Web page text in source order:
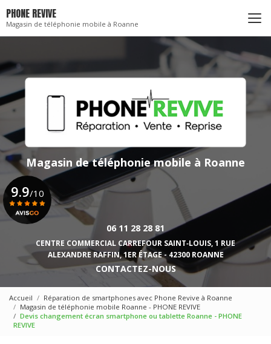
au
contenu
principal
PHONE REVIVE
Magasin de téléphonie mobile à Roanne
Magasin de téléphonie mobile à Roanne
06 11 28 28 81
CENTRE COMMERCIAL CARREFOUR SAINT‑LOUIS, 1 RUE
ALEXANDRE RAFFIN, 1ER ÉTAGE - 42300 ROANNE
CONTACTEZ-NOUS
9.9/10
Accueil
Réparation de smartphones avec Phone Revive à Roanne
Magasin de téléphonie mobile Roanne - PHONE REVIVE
Devis changement écran smartphone ou tablette Roanne - PHONE
REVIVE